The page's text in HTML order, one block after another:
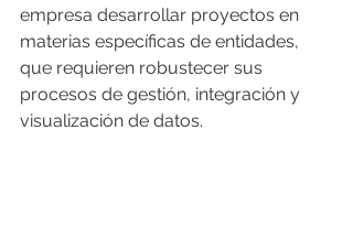
empresa desarrollar proyectos en
materias específicas de entidades,
que requieren robustecer sus
procesos de gestión, integración y
visualización de datos.